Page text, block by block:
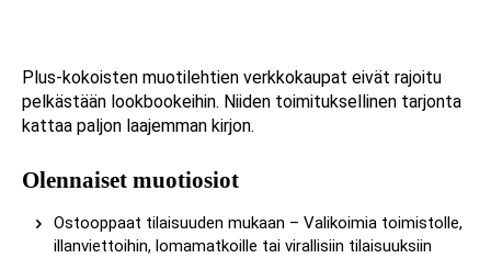
Plus-kokoisten muotilehtien verkkokaupat eivät rajoitu
pelkästään lookbookeihin. Niiden toimituksellinen tarjonta
kattaa paljon laajemman kirjon.
Olennaiset muotiosiot
Ostooppaat tilaisuuden mukaan – Valikoimia toimistolle,
illanviettoihin, lomamatkoille tai virallisiin tilaisuuksiin